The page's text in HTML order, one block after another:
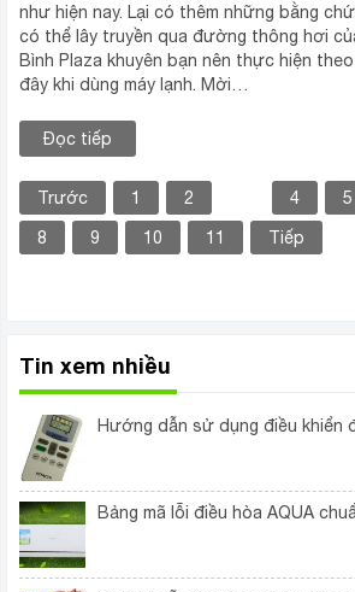
như hiện nay. Lại có thêm những bằng
có thể lây truyền qua đường thông hơi
Bình Plaza khuyên bạn nên thực hiện
đây khi dùng máy lạnh. Mời…
Đọc tiếp
Trước 1 2 4 5
8 9 10 11 Tiếp
Tin xem nhiều
Hướng dẫn sử dụng điều khiển
Bảng mã lỗi điều hòa AQUA